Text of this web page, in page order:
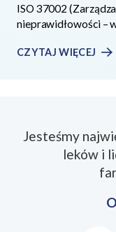
ISO 37002
nieprawidłowości –
CZYTAJ WIĘCEJ
Jesteśmy
leków i